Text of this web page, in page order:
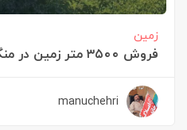
زمین
فروش ۳۵۰۰ متر زمین در منگلان
manuchehri